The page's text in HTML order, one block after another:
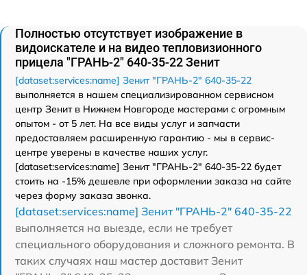
Полностью отсутствует изображение в
видоискателе и на видео тепловизионного
прицела "ГРАНЬ-2" 640-35-22 Зенит
[dataset:services:name] Зенит "ГРАНЬ-2" 640-35-22
выполняется в нашем специализированном сервисном
центр Зенит в Нижнем Новгороде мастерами с огромным
опытом - от 5 лет. На все виды услуг и запчасти
предоставляем расширенную гарантию - мы в сервис-
центре уверены в качестве наших услуг.
[dataset:services:name] Зенит "ГРАНЬ-2" 640-35-22 будет
стоить на -15% дешевле при оформлении заказа на сайте
через форму заказа звонка.
[dataset:services:name] Зенит "ГРАНЬ-2" 640-35-22
выполняется на выезде, если не требует
специального оборудования и сложного ремонта. В
таких случаях наш мастер доставит Зенит